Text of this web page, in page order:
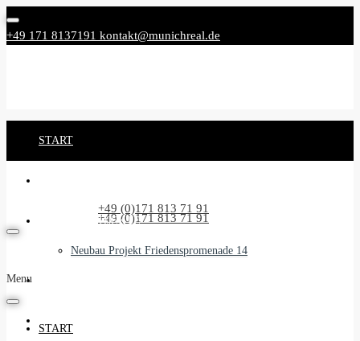
+49 171 8137191 kontakt@munichreal.de
Rufen Sie uns an: +49 (0)171 813 71 91
START
NEUBAUPROJEKTE
Neubau Projekt Friedenspromenade 14
+49 (0)171 813 71 91
Menu
START